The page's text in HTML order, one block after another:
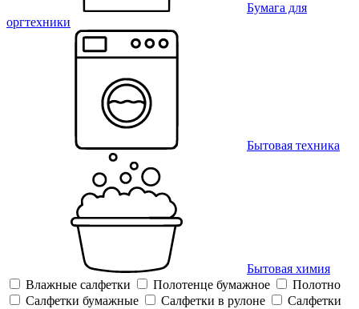
Бумага для
оргтехники
Бытовая техника
Бытовая химия
Влажные салфетки
Полотенце бумажное
Полотно
Салфетки бумажные
Салфетки в рулоне
Салфетки